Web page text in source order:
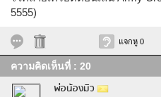
5555)
แจกหู 0
ความคิดเห็นที่ : 20
พ่อน้องมิว